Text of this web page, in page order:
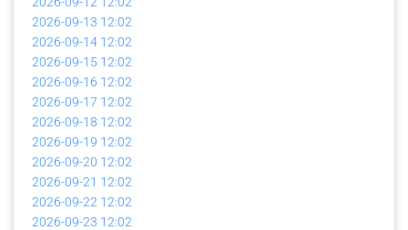
2026-09-13 12:02
2026-09-14 12:02
2026-09-15 12:02
2026-09-16 12:02
2026-09-17 12:02
2026-09-18 12:02
2026-09-19 12:02
2026-09-20 12:02
2026-09-21 12:02
2026-09-22 12:02
2026-09-23 12:02